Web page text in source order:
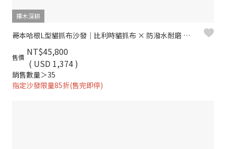
擇木深耕
哥本哈根L型貓抓布沙發｜比利時貓抓布 × 防潑水耐磨 × 白蠟木扶手 × 可拆洗布套 – 擇木深耕
售價 NT$45,800
( USD 1,374 )
銷售數量＞35
指定沙發限量85折(售完即停)